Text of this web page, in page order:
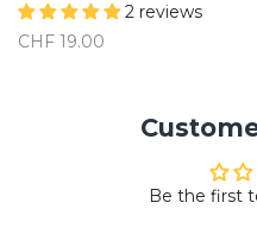
2 reviews
CHF 19.00
Be the first